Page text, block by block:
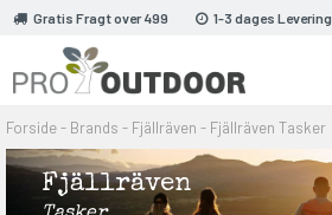
Gratis Fragt over 499 1-3 dages Levering
Forside- Brands - Fjällräven - Fjällräven Tasker
Fjällräven